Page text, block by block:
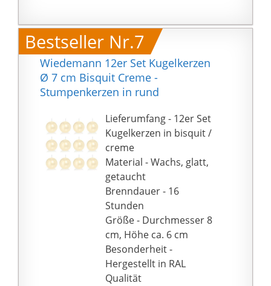
Besuchen Sie unseren
Händlershop und
entdecken Sie die große
Kerzenvielfalt zu
günstigen Preisen.
Bestseller Nr.7
Wiedemann 12er Set Kugelkerzen
Ø 7 cm Bisquit Creme -
Stumpenkerzen in rund
Lieferumfang - 12er Set
Kugelkerzen in bisquit /
creme
Material - Wachs, glatt,
getaucht
Brenndauer - 16
Stunden
Größe - Durchmesser 8
cm, Höhe ca. 6 cm
Besonderheit -
Hergestellt in RAL
Qualität